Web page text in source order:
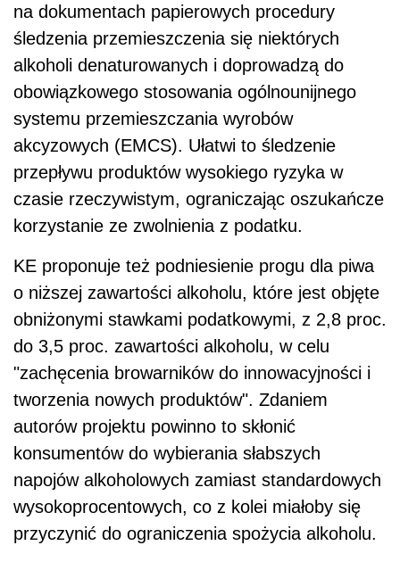
na dokumentach papierowych procedury
śledzenia przemieszczenia się niektórych
alkoholi denaturowanych i doprowadzą do
obowiązkowego stosowania ogólnounijnego
systemu przemieszczania wyrobów
akcyzowych (EMCS). Ułatwi to śledzenie
przepływu produktów wysokiego ryzyka w
czasie rzeczywistym, ograniczając oszukańcze
korzystanie ze zwolnienia z podatku.
KE proponuje też podniesienie progu dla piwa
o niższej zawartości alkoholu, które jest objęte
obniżonymi stawkami podatkowymi, z 2,8 proc.
do 3,5 proc. zawartości alkoholu, w celu
"zachęcenia browarników do innowacyjności i
tworzenia nowych produktów". Zdaniem
autorów projektu powinno to skłonić
konsumentów do wybierania słabszych
napojów alkoholowych zamiast standardowych
wysokoprocentowych, co z kolei miałoby się
przyczynić do ograniczenia spożycia alkoholu.